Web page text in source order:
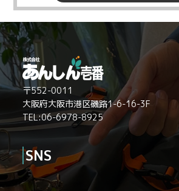
〒552-0011
大阪府大阪市港区磯路1-6-16-3F
TEL:06-6978-8925
SNS